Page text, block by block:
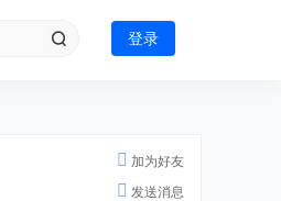
登录
加为好友
发送消息